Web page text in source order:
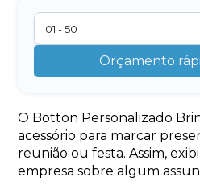
Orçamento
O Botton Personalizado
acessório para marcar
reunião ou festa. Assim,
empresa sobre algum